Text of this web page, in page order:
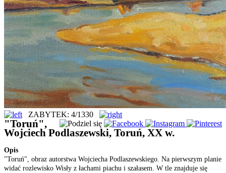
ZABYTEK: 4/1330
"Toruń",
Wojciech Podlaszewski, Toruń, XX w.
Opis
"Toruń", obraz autorstwa Wojciecha Podlaszewskiego. Na pierwszym planie
widać rozlewisko Wisły z łachami piachu i szałasem. W tle znajduje się